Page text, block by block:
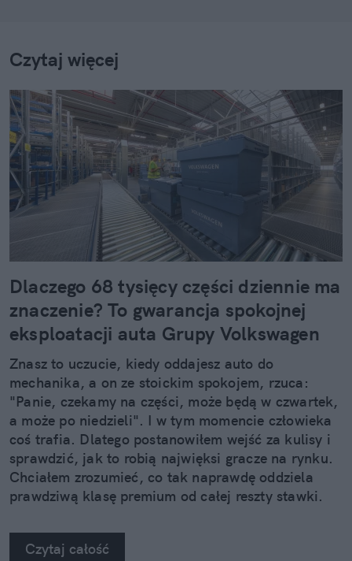
Czytaj więcej
Dlaczego 68 tysięcy części dziennie ma
znaczenie? To gwarancja spokojnej
eksploatacji auta Grupy Volkswagen
Znasz to uczucie, kiedy oddajesz auto do
mechanika, a on ze stoickim spokojem, rzuca:
"Panie, czekamy na części, może będą w czwartek,
a może po niedzieli". I w tym momencie człowieka
coś trafia. Dlatego postanowiłem wejść za kulisy i
sprawdzić, jak to robią najwięksi gracze na rynku.
Chciałem zrozumieć, co tak naprawdę oddziela
prawdziwą klasę premium od całej reszty stawki.
się za głowę.
Czytaj całość